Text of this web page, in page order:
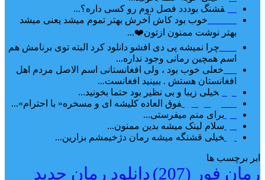
قشنگ بوددد فصل دوم رو کسی داره؟...
خوب بود کاش آخرش بهتر تموم میشد یعنی میشد
بهتر نوشت ممنون ازتون❤️...
چرا نمیشه پی دی افشو دانلود کرد البته توی برنامش هم
اسم همچین رمانی وجود نداره...
خعلی خوب بود ، ولی افغانستانی اسم الاصل مردم اهل
افغانستان هستش . ببینید افغانست...
مهتابخیلی زیبا و بی نظیر بود حتما بخونید...
فوق العاده کلیشه ای و مسخره« با احترام»...
برای منم میفرستی...
سلام لینک میشه بدین ممنون...
آرینخیلی قشنگه میشه رمان دژخیمشم بزارین...
ابر برچسب ها
رمان فور (207)
دانلود رمان جدید